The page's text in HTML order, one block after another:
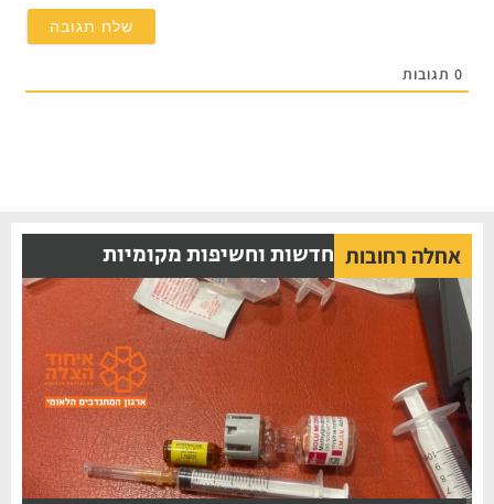
תגובות
אחלה רחובות חדשות וחשיפות מקומיות